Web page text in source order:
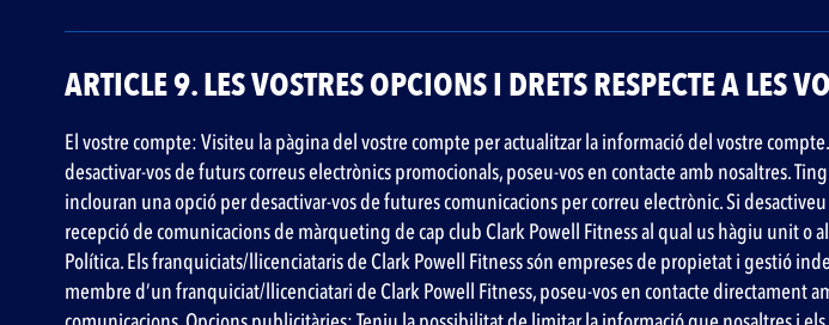
ARTICLE 9. LES VOSTRES OPCIONS I DRETS RESPECTE A LES
El vostre compte: Visiteu la pàgina del vostre compte per actualitzar la informació del vostre
desactivar-vos de futurs correus electrònics promocionals, poseu-vos en contacte amb nosaltres.
inclouran una opció per desactivar-vos de futures comunicacions per correu electrònic. Si
recepció de comunicacions de màrqueting de cap club Clark Powell Fitness al qual us hàgiu unit o
Política. Els franquiciats/llicenciataris de Clark Powell Fitness són empreses de propietat i gestió
membre d’un franquiciat/llicenciatari de Clark Powell Fitness, poseu-vos en contacte directament